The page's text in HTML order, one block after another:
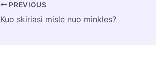
Post
navigation
PREVIOUS
Kuo skiriasi misle nuo minkles?